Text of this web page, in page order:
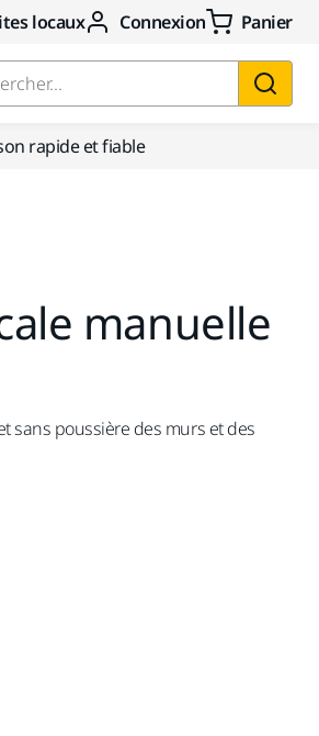
locaux Connexion Panier
rapide et fiable
manuelle
sans poussière des murs et des